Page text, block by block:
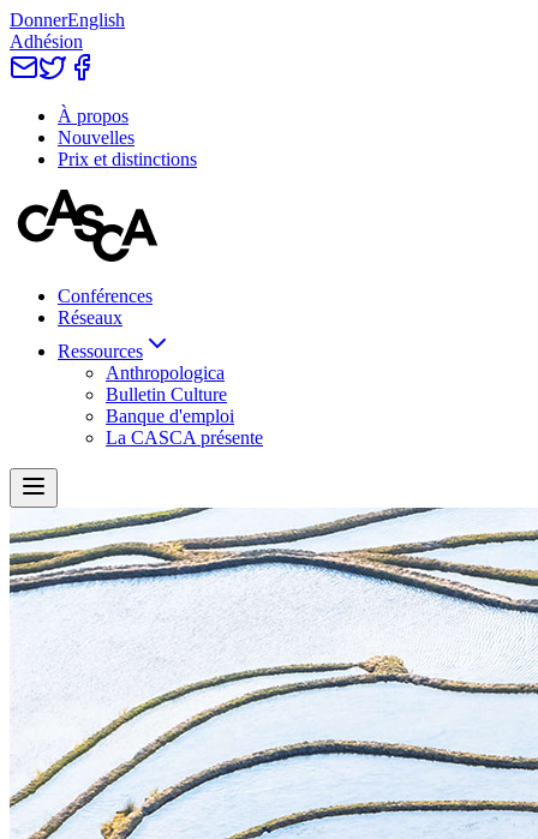
DonnerEnglish
Adhésion
À propos
Nouvelles
Prix et distinctions
Conférences
Réseaux
Ressources
Anthropologica
Bulletin Culture
Banque d'emploi
La CASCA présente